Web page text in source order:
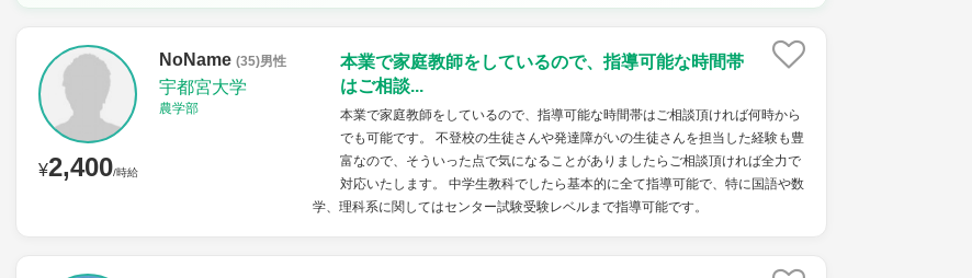
¥2,400/時給
NoName (35)男性
宇都宮大学
農学部
本業で家庭教師をしているので、指導可能な時間帯
はご相談...
本業で家庭教師をしているので、指導可能な時間帯はご相談頂ければ何時から
でも可能です。 不登校の生徒さんや発達障がいの生徒さんを担当した経験も豊
富なので、そういった点で気になることがありましたらご相談頂ければ全力で
対応いたします。 中学生教科でしたら基本的に全て指導可能で、特に国語や数
学、理科系に関してはセンター試験受験レベルまで指導可能です。
日曜日